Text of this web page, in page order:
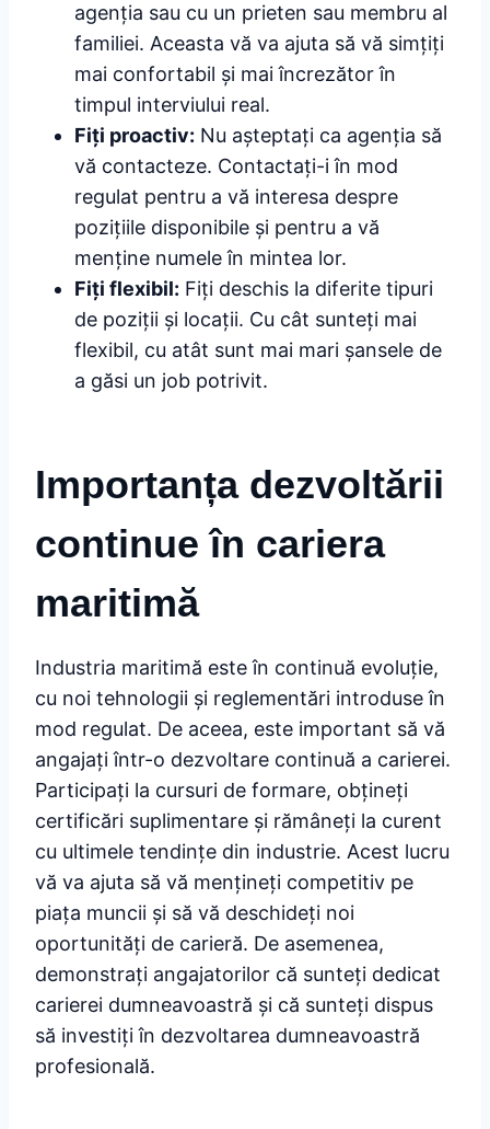
agenția sau cu un prieten sau membru al
familiei. Aceasta vă va ajuta să vă simțiți
mai confortabil și mai încrezător în
timpul interviului real.
Fiți proactiv: Nu așteptați ca agenția să
vă contacteze. Contactați-i în mod
regulat pentru a vă interesa despre
pozițiile disponibile și pentru a vă
menține numele în mintea lor.
Fiți flexibil: Fiți deschis la diferite tipuri
de poziții și locații. Cu cât sunteți mai
flexibil, cu atât sunt mai mari șansele de
a găsi un job potrivit.
Importanța dezvoltării
continue în cariera
maritimă
Industria maritimă este în continuă evoluție,
cu noi tehnologii și reglementări introduse în
mod regulat. De aceea, este important să vă
angajați într-o dezvoltare continuă a carierei.
Participați la cursuri de formare, obțineți
certificări suplimentare și rămâneți la curent
cu ultimele tendințe din industrie. Acest lucru
vă va ajuta să vă mențineți competitiv pe
piața muncii și să vă deschideți noi
oportunități de carieră. De asemenea,
demonstrați angajatorilor că sunteți dedicat
carierei dumneavoastră și că sunteți dispus
să investiți în dezvoltarea dumneavoastră
profesională.